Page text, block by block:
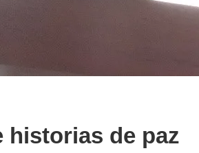
historias de paz